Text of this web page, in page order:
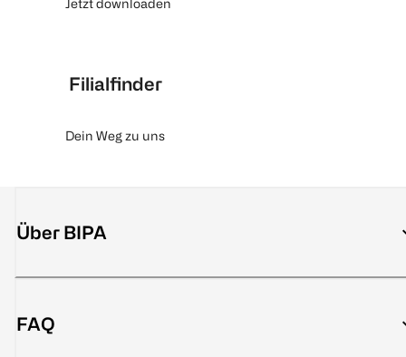
Jetzt downloaden
Filialfinder
Dein Weg zu uns
Über BIPA
FAQ